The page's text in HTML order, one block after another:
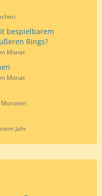
bespielbarem
Rings?
Monat
Monat
Jahr